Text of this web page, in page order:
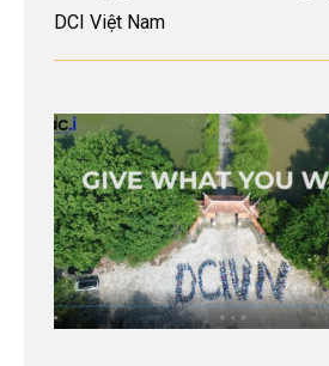
DCI Việt Nam